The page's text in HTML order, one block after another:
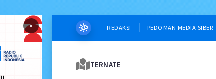
× REDAKSI PEDOMAN MEDIA SIBER
TERNATE